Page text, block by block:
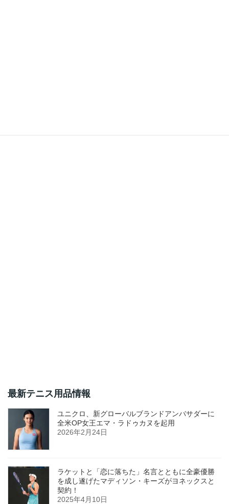
最新テニス用品情報
ユニクロ、新グローバルブランドアンバサダーに
全米OP女王エマ・ラドゥカヌを起用
2026年2月24日
ラケットと「恋に落ちた」名言とともに全豪優勝
を成し遂げたマディソン・キーズがヨネックスと
契約！
2025年4月10日